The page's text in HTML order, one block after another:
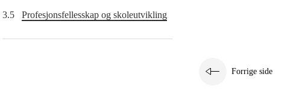
3.5 Profesjonsfellesskap og skoleutvikling
Forrige side